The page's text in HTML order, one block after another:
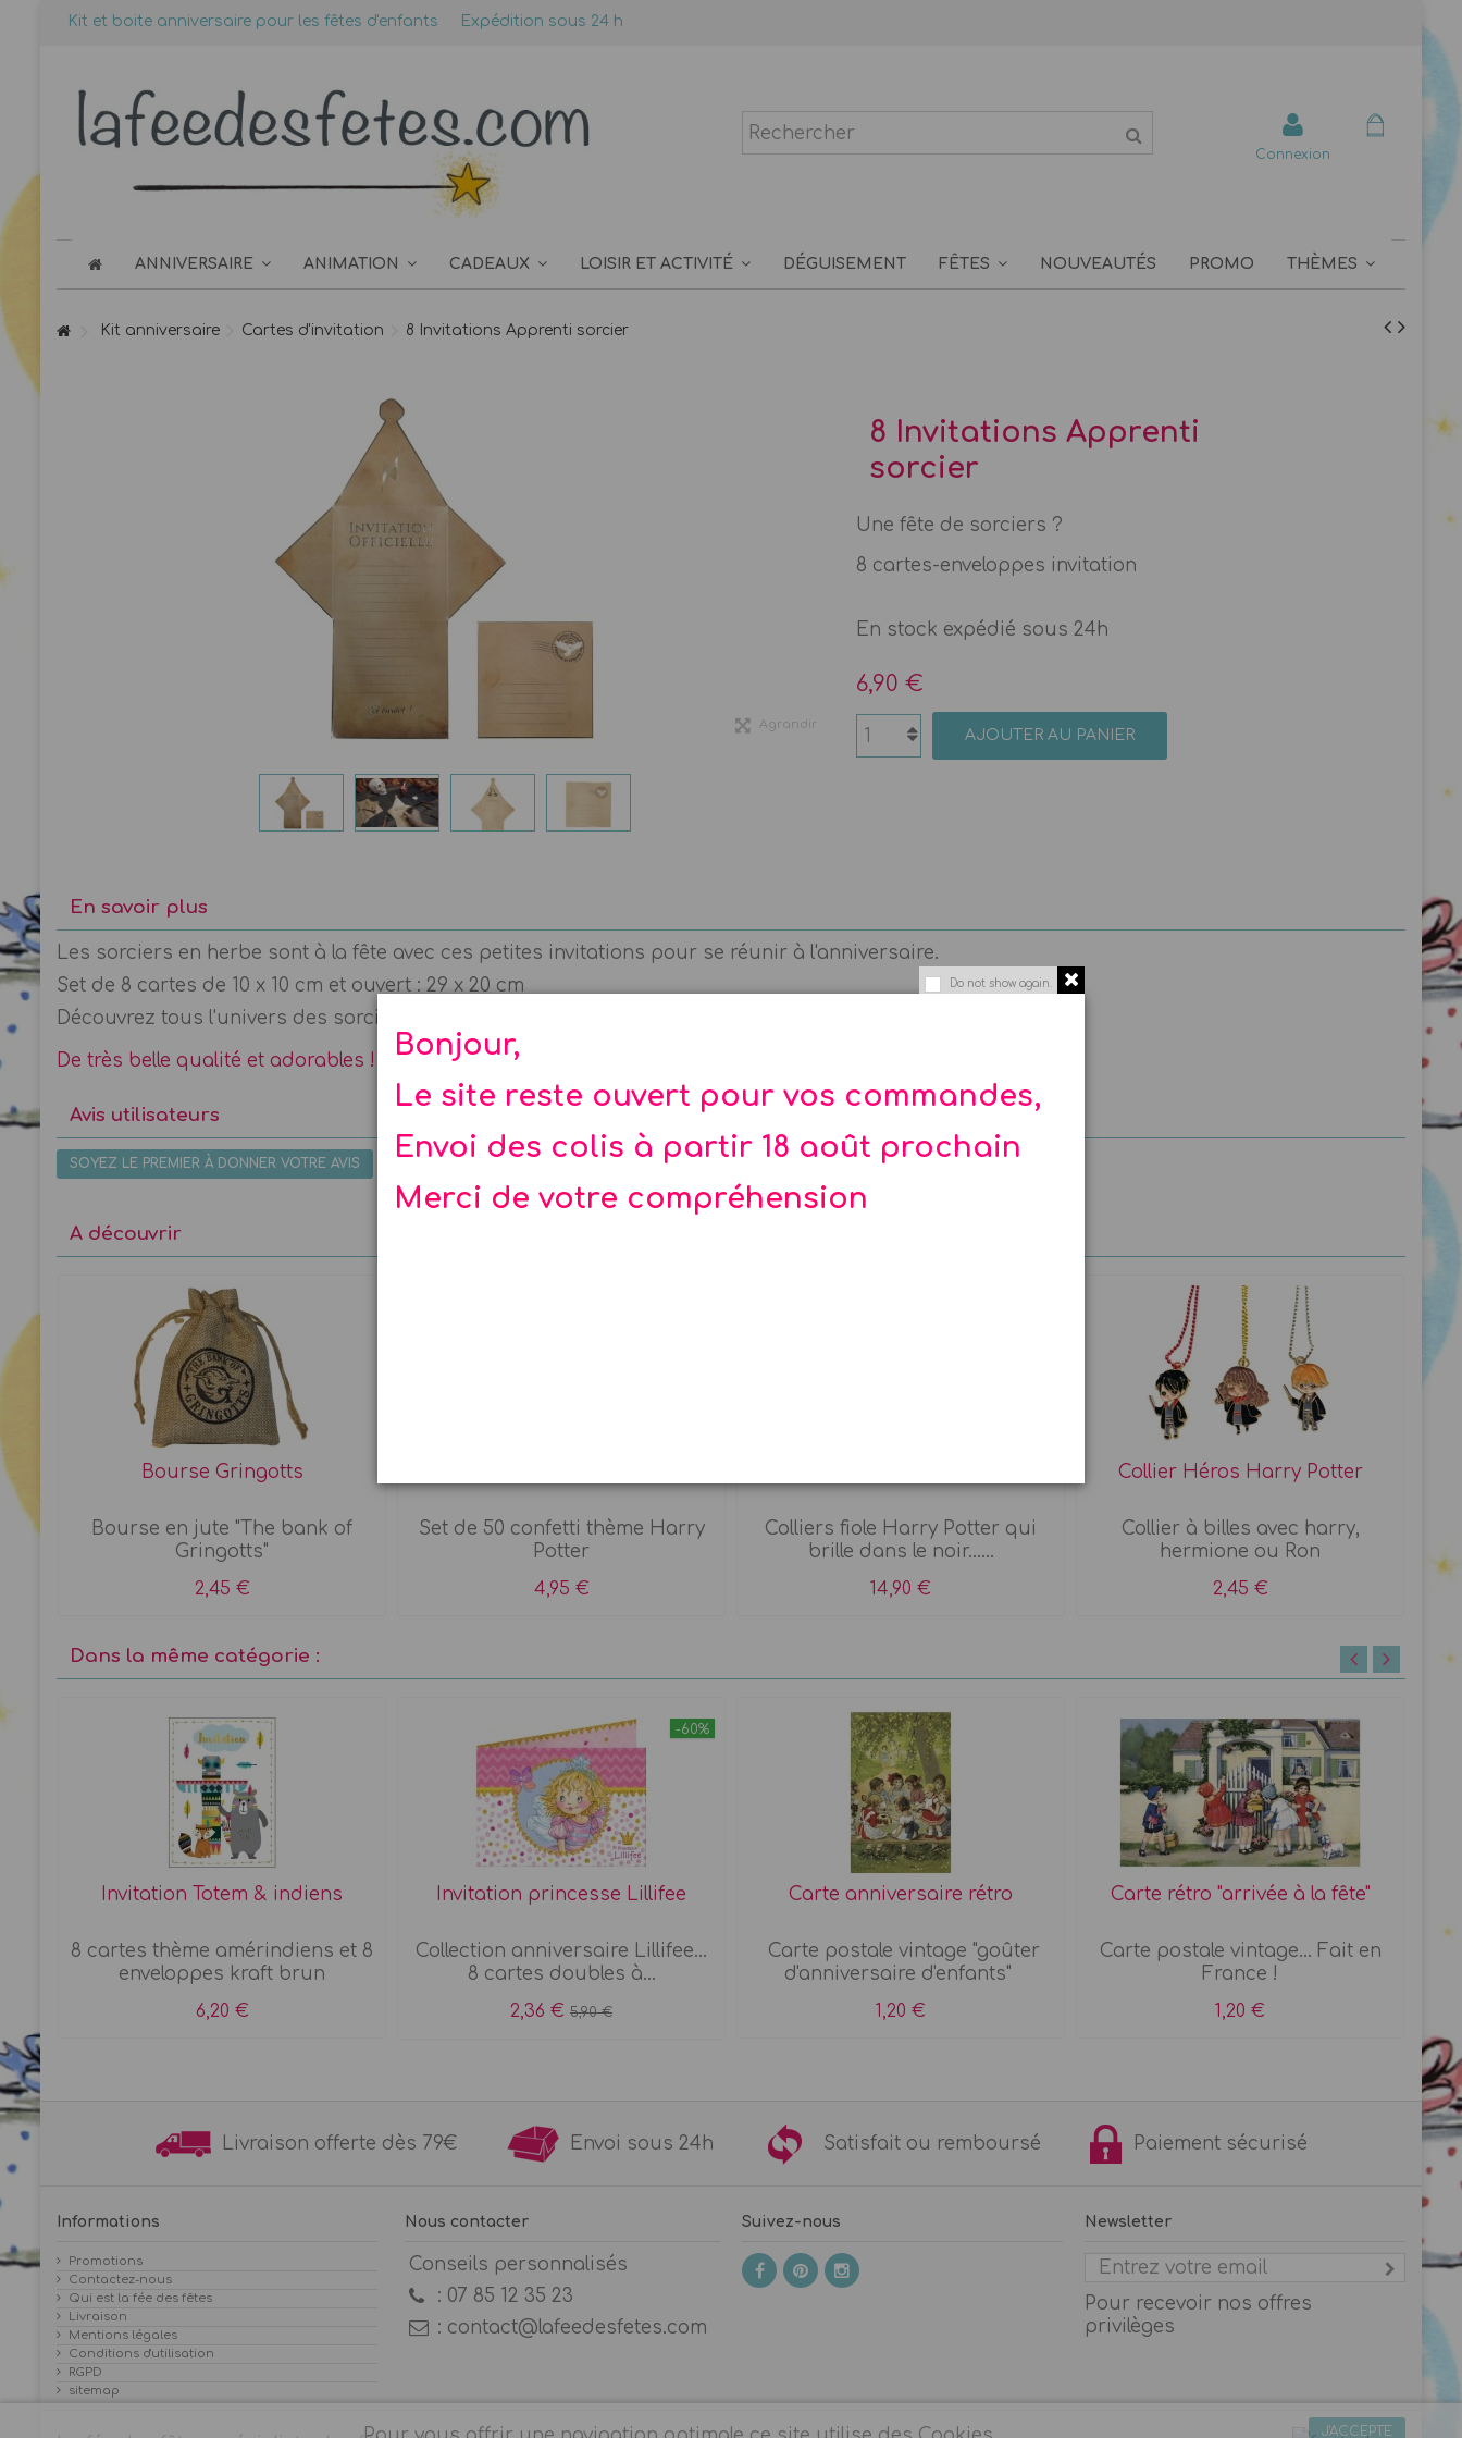
Do not show again.
Bonjour,
Le site reste ouvert pour vos commandes,
Envoi des colis à partir 18 août prochain
Merci de votre compréhension
Kit et boite anniversaire pour les fêtes d'enfants Expédition sous 24 h
Connexion
ANNIVERSAIRE ANIMATION CADEAUX LOISIR ET ACTIVITÉ DÉGUISEMENT FÊTES NOUVEAUTÉS PROMO THÈMES
Kit anniversaire Cartes d'invitation 8 Invitations Apprenti sorcier
Agrandir
8 Invitations Apprenti
sorcier
Une fête de sorciers ?
8 cartes-enveloppes invitation
En stock expédié sous 24h
6,90 €
AJOUTER AU PANIER
En savoir plus
Les sorciers en herbe sont à la fête avec ces petites invitations pour se réunir à l'anniversaire.
Set de 8 cartes de 10 x 10 cm et ouvert : 29 x 20 cm
Découvrez tous l'univers des sorciers : Colliers, fioles, photobooth, guirlande...
De très belle qualité et adorables ! La Fée
Avis utilisateurs
SOYEZ LE PREMIER À DONNER VOTRE AVIS
A découvrir
Bourse Gringotts
Bourse en jute "The bank of
Gringotts"
2,45 €
Set de 50 confetti thème Harry
Potter
4,95 €
Colliers fiole Harry Potter qui
brille dans le noir......
14,90 €
Collier Héros Harry Potter
Collier à billes avec harry,
hermione ou Ron
2,45 €
Dans la même catégorie :
Invitation Totem & indiens
8 cartes thème amérindiens et 8
enveloppes kraft brun
6,20 €
-60%
Invitation princesse Lillifee
Collection anniversaire Lillifee...
8 cartes doubles à...
2,36 € 5,90 €
Carte anniversaire rétro
Carte postale vintage "goûter
d'anniversaire d'enfants"
1,20 €
Carte rétro "arrivée à la fête"
Carte postale vintage... Fait en
France !
1,20 €
Livraison offerte dès 79€ Envoi sous 24h Satisfait ou remboursé Paiement sécurisé
Informations
Promotions
Contactez-nous
Qui est la fée des fêtes
Livraison
Mentions légales
Conditions d'utilisation
RGPD
sitemap
Nous contacter
Conseils personnalisés
: 07 85 12 35 23
: contact@lafeedesfetes.com
Suivez-nous Newsletter
Pour recevoir nos offres
privilèges
J'ACCEPTE